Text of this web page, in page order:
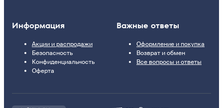
Информация
Акции и распродажи
Безопасность
Конфиденциальность
Оферта
Важные ответы
Оформление и покупка
Возврат и обмен
Все вопросы и ответы